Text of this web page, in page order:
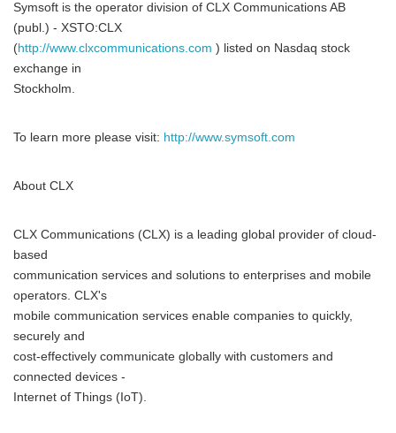
Symsoft is the operator division of CLX Communications AB
(publ.) - XSTO:CLX
(http://www.clxcommunications.com ) listed on Nasdaq stock
exchange in
Stockholm.
To learn more please visit: http://www.symsoft.com
About CLX
CLX Communications (CLX) is a leading global provider of cloud-
based
communication services and solutions to enterprises and mobile
operators. CLX's
mobile communication services enable companies to quickly,
securely and
cost-effectively communicate globally with customers and
connected devices -
Internet of Things (IoT).